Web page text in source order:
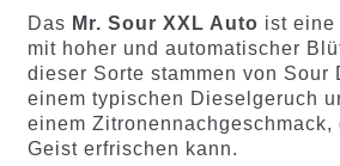
Das Mr. Sour XXL Auto ist eine
mit hoher und automatischer
dieser Sorte stammen von Sour
einem typischen Dieselgeruch
einem Zitronennachgeschmack,
Geist erfrischen kann.